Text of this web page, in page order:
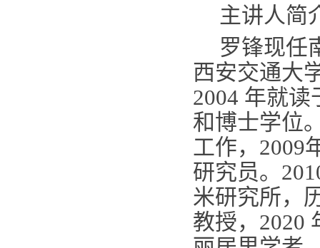
主讲人简
罗锋现任
西安交通大
2004 年就读
和博士学位
工作， 2009
研究员。
米研究所，
教授， 2020